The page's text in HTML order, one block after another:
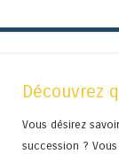
Découvrez
Vous désirez
succession ?